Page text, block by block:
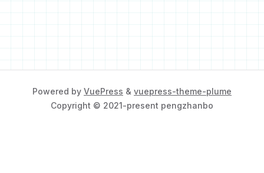
Powered by VuePress & vuepress-theme-plume
Copyright © 2021-present pengzhanbo